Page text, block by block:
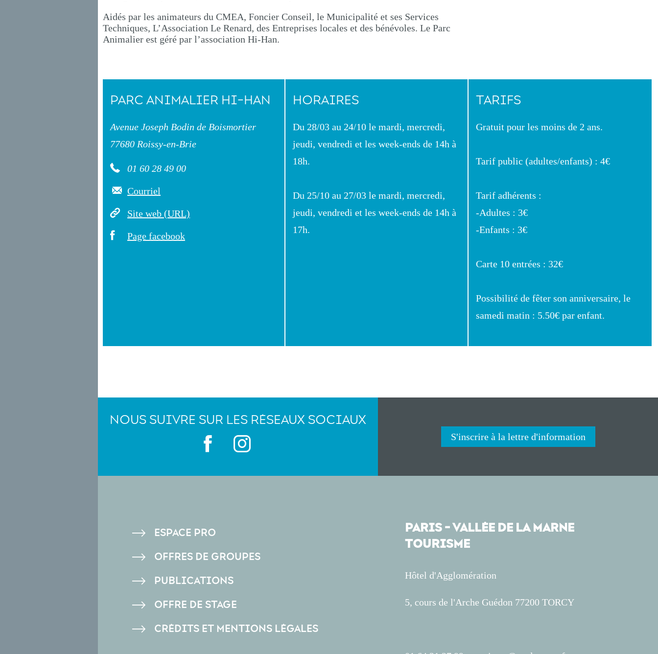
Aidés par les animateurs du CMEA, Foncier Conseil, le Municipalité et ses Services
Techniques, L’Association Le Renard, des Entreprises locales et des bénévoles. Le Parc
Animalier est géré par l’association Hi-Han.
PARC ANIMALIER HI-HAN
Avenue Joseph Bodin de Boismortier
77680 Roissy-en-Brie
01 60 28 49 00
Courriel
Site web (URL)
Page facebook
HORAIRES
Du 28/03 au 24/10 le mardi, mercredi,
jeudi, vendredi et les week-ends de 14h à
18h.
Du 25/10 au 27/03 le mardi, mercredi,
jeudi, vendredi et les week-ends de 14h à
17h.
TARIFS
Gratuit pour les moins de 2 ans.
Tarif public (adultes/enfants) : 4€
Tarif adhérents :
-Adultes : 3€
-Enfants : 3€
Carte 10 entrées : 32€
Possibilité de fêter son anniversaire, le
samedi matin : 5.50€ par enfant.
NOUS SUIVRE SUR LES RÉSEAUX SOCIAUX
S'inscrire à la lettre d'information
PIED
DE
ESPACE PRO
OFFRES DE GROUPES
PUBLICATIONS
OFFRE DE STAGE
CRÉDITS ET MENTIONS LÉGALES
PARIS - VALLÉE DE LA MARNE
TOURISME
Hôtel d'Agglomération
5, cours de l'Arche Guédon 77200 TORCY